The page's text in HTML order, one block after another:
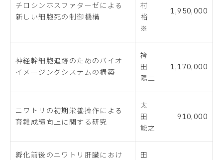
チロシンホスファターゼによる
新しい細胞死の制御機構
村
裕
※
1,950,000
神経幹細胞追跡のためのバイオ
イメージングシステムの構築
袴
田
陽二
1,170,000
ニワトリの初期栄養操作による
育雛成績向上に関する研究
太
田
能之
910,000
孵化前後のニワトリ肝臓におけ
田